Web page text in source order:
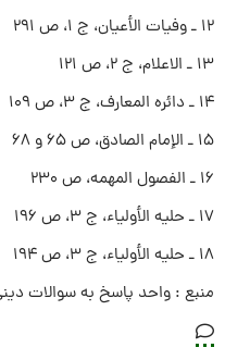
۱۲ ـ وفیات الأعیان، ج ۱، ص ۲۹۱
۱۳ ـ الاعلام، ج ۲، ص ۱۲۱
۱۴ ـ دائره المعارف، ج ۳، ص ۱۰۹
۱۵ ـ الإمام الصادق، ص ۶۵ و ۶۸
۱۶ ـ الفصول المهمه، ص ۲۳۰
۱۷ ـ حلیه الأولیاء، ج ۳، ص ۱۹۶
۱۸ ـ حلیه الأولیاء، ج ۳، ص ۱۹۴
منبع : واحد پاسخ به سوالات